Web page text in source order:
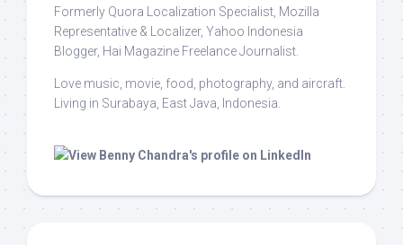
Formerly Quora Localization Specialist, Mozilla
Representative & Localizer, Yahoo Indonesia
Blogger, Hai Magazine Freelance Journalist.
Love music, movie, food, photography, and aircraft.
Living in Surabaya, East Java, Indonesia.